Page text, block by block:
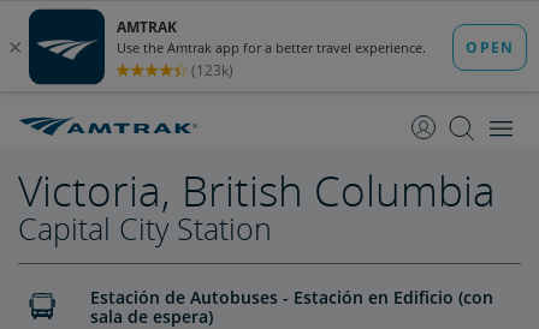
Contenido
Navegación
Victoria, British Columbia
Capital City Station
Estación de Autobuses - Estación en Edificio (con
sala de espera)